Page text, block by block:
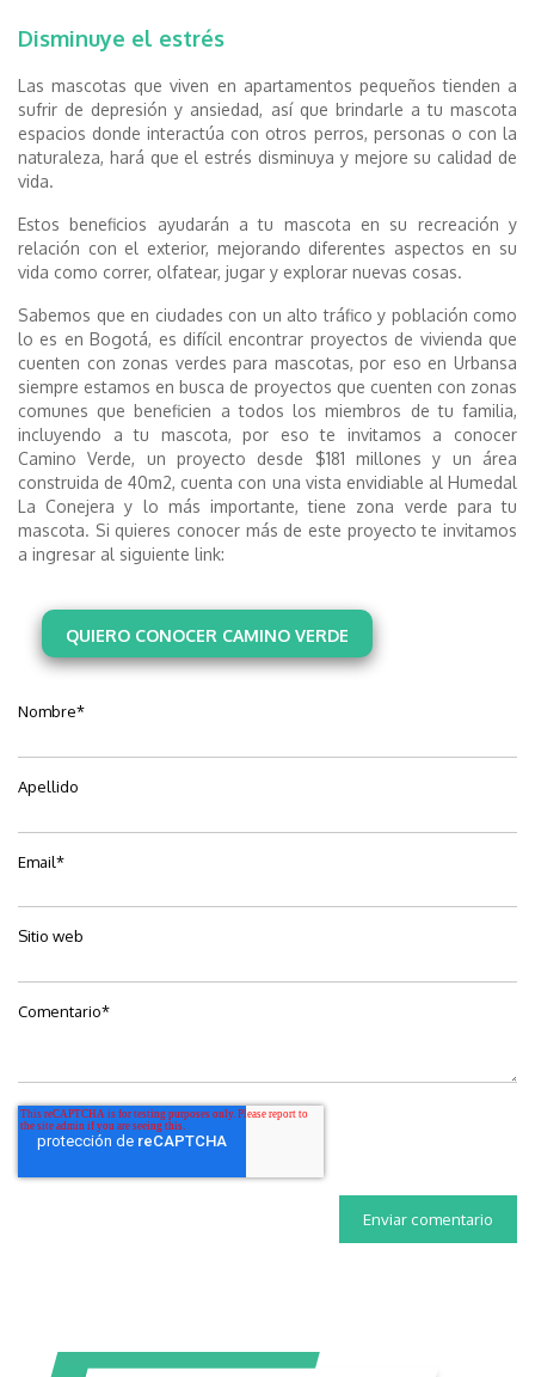
Disminuye el estrés
Las mascotas que viven en apartamentos pequeños tienden a
sufrir de depresión y ansiedad, así que brindarle a tu mascota
espacios donde interactúa con otros perros, personas o con la
naturaleza, hará que el estrés disminuya y mejore su calidad de
vida.
Estos beneficios ayudarán a tu mascota en su recreación y
relación con el exterior, mejorando diferentes aspectos en su
vida como correr, olfatear, jugar y explorar nuevas cosas.
Sabemos que en ciudades con un alto tráfico y población como
lo es en Bogotá, es difícil encontrar proyectos de vivienda que
cuenten con zonas verdes para mascotas, por eso en Urbansa
siempre estamos en busca de proyectos que cuenten con zonas
comunes que beneficien a todos los miembros de tu familia,
incluyendo a tu mascota, por eso te invitamos a conocer
Camino Verde, un proyecto desde $181 millones y un área
construida de 40m2, cuenta con una vista envidiable al Humedal
La Conejera y lo más importante, tiene zona verde para tu
mascota. Si quieres conocer más de este proyecto te invitamos
a ingresar al siguiente link:
QUIERO CONOCER CAMINO VERDE
Nombre*
Apellido
Email*
Sitio web
Comentario*